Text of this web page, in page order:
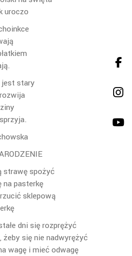
uroczo
stary
strawę spożyć
na pasterkę
sklepową
dni się rozprężyć
żeby się nie nadwyrężyć
wagę i mieć odwagę